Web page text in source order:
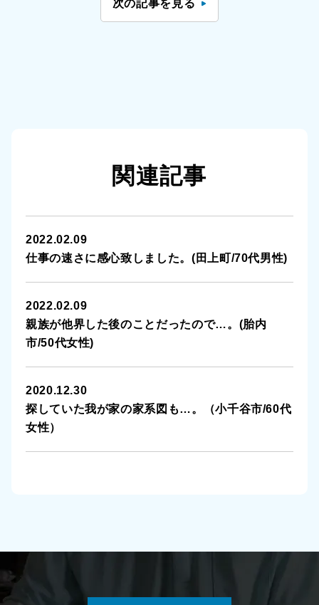
次の記事を見る
関連記事
2022.02.09
仕事の速さに感心致しました。(田上町/70代男性)
2022.02.09
親族が他界した後のことだったので…。(胎内
市/50代女性)
2020.12.30
探していた我が家の家系図も…。（小千谷市/60代
女性）